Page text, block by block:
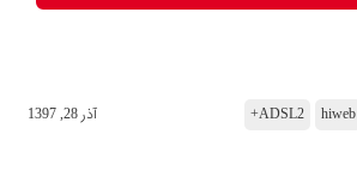
hiweb
ADSL2+ آذر 28, 1397